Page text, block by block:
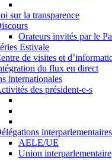
sur la transparence
Orateurs invités par le
Estivale
de visites et
du flux en direct
internationales
des président-e-s
interparlementaires
AELE/UE
Union interparlementaire